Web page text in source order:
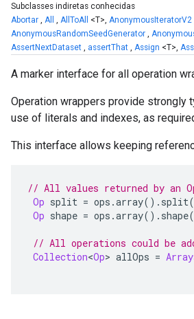
Subclasses indiretas conhecidas
Abortar , All , AllToAll <T>, AnonymousIteratorV2
AnonymousRandomSeedGenerator ,
AssertNextDataset , assertThat , Assign <T>,
A marker interface for all operation
Operation wrappers provide strongly
use of literals and indexes, as
This interface allows keeping
// All values returned by an
Op split = ops .array(). split
Op shape = ops .array(). shape
// All operations could be
Collection<Op> allOps =